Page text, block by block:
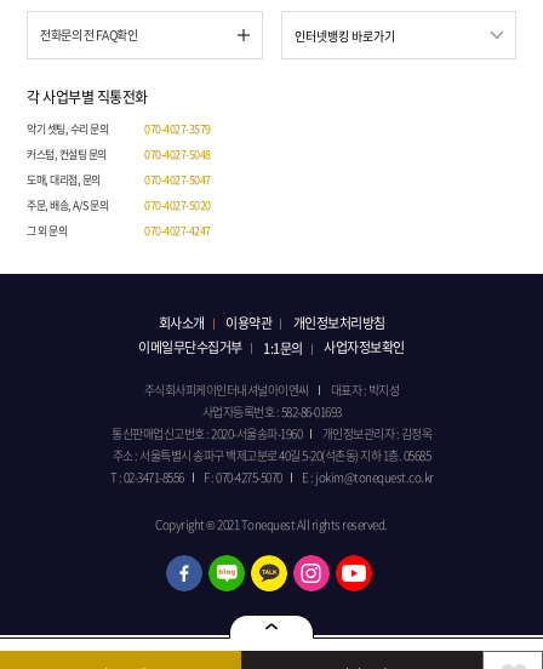
전화문의 전 FAQ확인
각 사업부별 직통전화
악기 셋팅, 수리 문의
070-4027-3579
커스텀, 컨설팅 문의
070-4027-5048
도매, 대리점, 문의
070-4027-5047
주문, 배송, A/S 문의
070-4027-5020
그 외 문의
070-4027-4247
회사소개 이용약관
개인정보처리방침
이메일무단수집거부
1:1문의 사업자정보확인
주식회사피케이인터내셔널아이엔씨
대표자 : 박지성
사업자등록번호 : 582-86-01693
통신판매업신고번호 : 2020-서울송파-1960
개인정보관리자 : 김정옥
주소 : 서울특별시 송파구 백제고분로 40길 5-20(석촌동) 지하 1층. 05685
T : 02-3471-8556
F : 070-4275-5070 E : jokim@tonequest.co.kr
Copyright © 2021 Tonequest All rights reserved.